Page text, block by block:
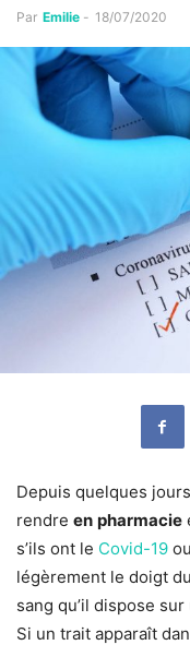
Par Emilie - 18/07/2020
Depuis quelques
rendre en pharmacie
s’ils ont le Covid-19
légèrement le doigt
sang qu’il dispose
Si un trait apparaît